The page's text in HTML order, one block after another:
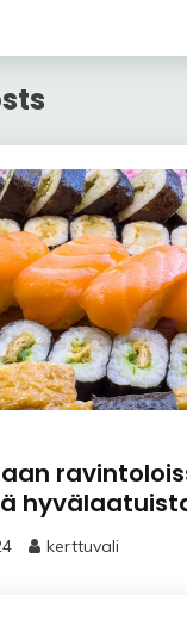
kerttuvali